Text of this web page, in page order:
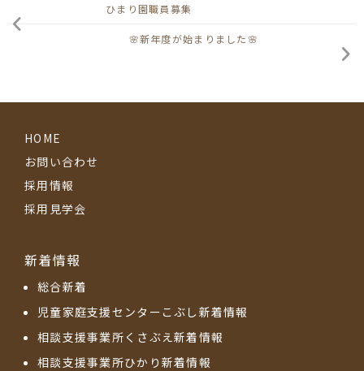
ひまり園職員募集
🌸新年度が始まりました🌸
HOME
お問い合わせ
採用情報
採用見学会
新着情報
総合新着
児童家庭支援センターこぶし新着情報
相談支援事業所くさぶえ新着情報
相談支援事業所ひかり新着情報